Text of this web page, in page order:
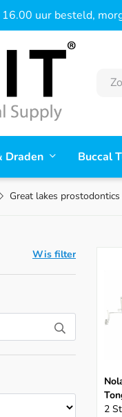
uur besteld,
Draden Buccal
Great lakes prostodontics
Wis filter
2